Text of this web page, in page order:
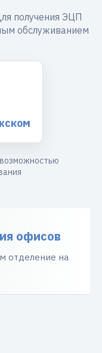
получения ЭЦП
обслуживанием
офисов
отделение на